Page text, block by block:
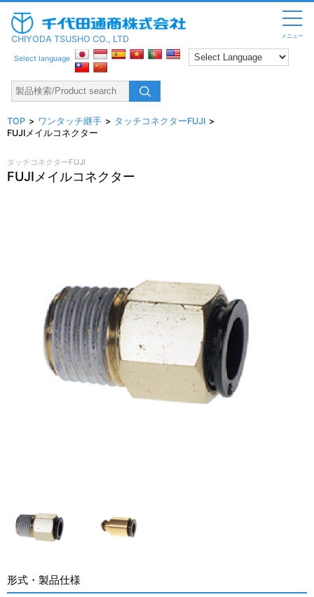
メニュー
CHIYODA TSUSHO CO., LTD
Select language
TOP ワンタッチ継手
タッチコネクターFUJI
FUJIメイルコネクター
タッチコネクターFUJI
FUJIメイルコネクター
形式・製品仕様